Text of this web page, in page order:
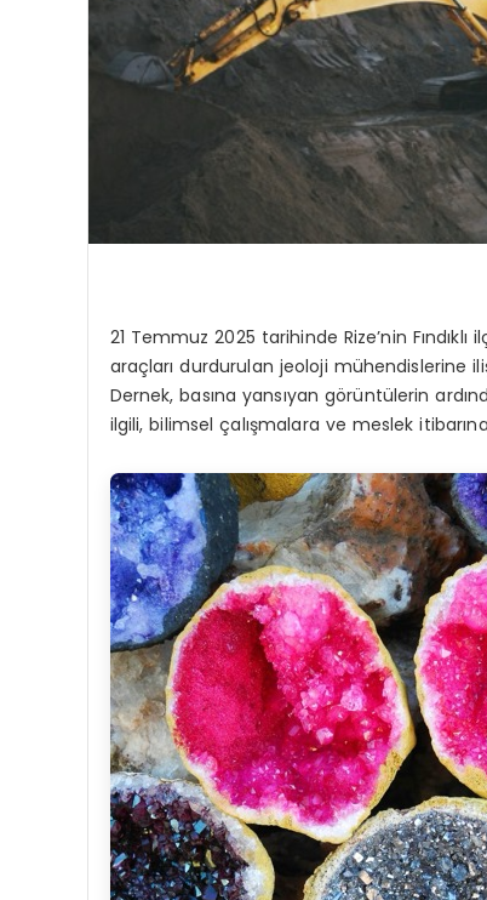
21 Temmuz 2025 tarihinde Rize’nin
araçları durdurulan jeoloji mühendislerine
Dernek, basına yansıyan görüntülerin
ilgili, bilimsel çalışmalara ve meslek